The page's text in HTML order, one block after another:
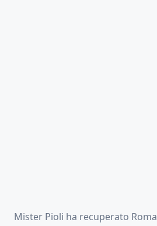
Mister Pioli ha recuperato